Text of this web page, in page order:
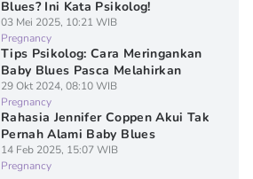
Blues? Ini Kata Psikolog!
03 Mei 2025, 10:21 WIB
Pregnancy
Tips Psikolog: Cara Meringankan
Baby Blues Pasca Melahirkan
29 Okt 2024, 08:10 WIB
Pregnancy
Rahasia Jennifer Coppen Akui Tak
Pernah Alami Baby Blues
14 Feb 2025, 15:07 WIB
Pregnancy